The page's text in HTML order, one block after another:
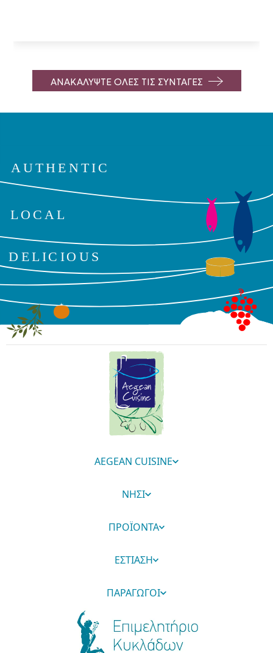
ΑΝΑΚΑΛΥΨΤΕ ΟΛΕΣ ΤΙΣ ΣΥΝΤΑΓΕΣ
AEGEAN CUISINE
ΝΗΣΙ
ΠΡΟΪΟΝΤΑ
ΕΣΤΙΑΣΗ
ΠΑΡΑΓΩΓΟΙ